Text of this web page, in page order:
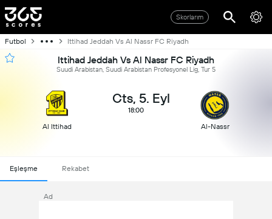
Skorlarım
Futbol Ittihad Jeddah Vs Al Nassr FC Riyadh
Ittihad Jeddah Vs Al Nassr FC Riyadh
Suudi Arabistan, Suudi Arabistan Profesyonel Lig, Tur 5
Al Ittihad
Cts, 5. Eyl
18:00
Al-Nassr
Eşleşme Rekabet
Ad